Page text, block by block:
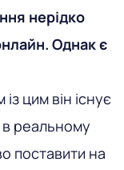
нерідко
Однак є
цим він існує
реальному
поставити на